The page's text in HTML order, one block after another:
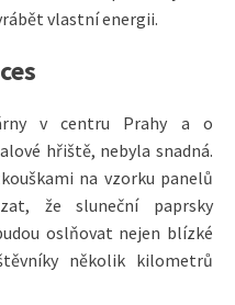
vlastní energii.
v centru Prahy a o
hřiště, nebyla snadná.
na vzorku panelů
že sluneční paprsky
oslňovat nejen blízké
několik kilometrů